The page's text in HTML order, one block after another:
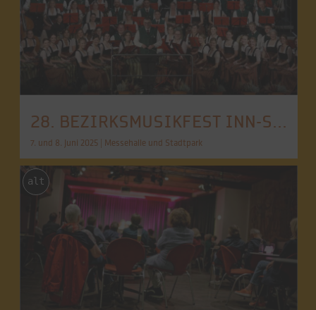
28. BEZIRKSMUSIKFEST INN-SALZACH
7. und 8. Juni 2025 | Messehalle und Stadtpark
alt